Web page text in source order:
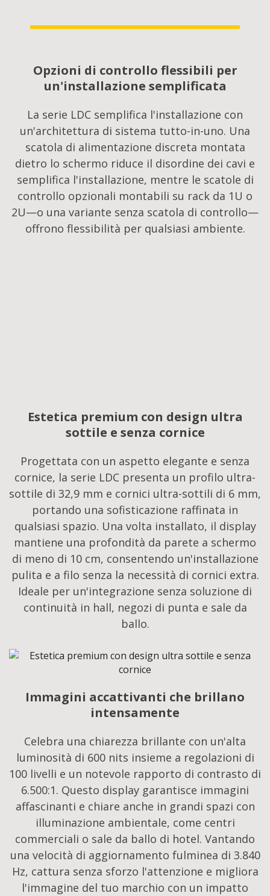
Opzioni di controllo flessibili per
un'installazione semplificata​
La serie LDC semplifica l'installazione con
un'architettura di sistema tutto-in-uno. Una
scatola di alimentazione discreta montata
dietro lo schermo riduce il disordine dei cavi e
semplifica l'installazione, mentre le scatole di
controllo opzionali montabili su rack da 1U o
2U—o una variante senza scatola di controllo—
offrono flessibilità per qualsiasi ambiente.​
Estetica premium con design ultra
sottile e senza cornice
Progettata con un aspetto elegante e senza
cornice, la serie LDC presenta un profilo ultra-
sottile di 32,9 mm e cornici ultra-sottili di 6 mm,
portando una sofisticazione raffinata in
qualsiasi spazio. Una volta installato, il display
mantiene una profondità da parete a schermo
di meno di 10 cm, consentendo un'installazione
pulita e a filo senza la necessità di cornici extra.
Ideale per un'integrazione senza soluzione di
continuità in hall, negozi di punta e sale da
ballo.​​
Immagini accattivanti che brillano
intensamente
Celebra una chiarezza brillante con un'alta
luminosità di 600 nits insieme a regolazioni di
100 livelli e un notevole rapporto di contrasto di
6.500:1. Questo display garantisce immagini
affascinanti e chiare anche in grandi spazi con
illuminazione ambientale, come centri
commerciali o sale da ballo di hotel. Vantando
una velocità di aggiornamento fulminea di 3.840
Hz, cattura senza sforzo l'attenzione e migliora
l'immagine del tuo marchio con un impatto